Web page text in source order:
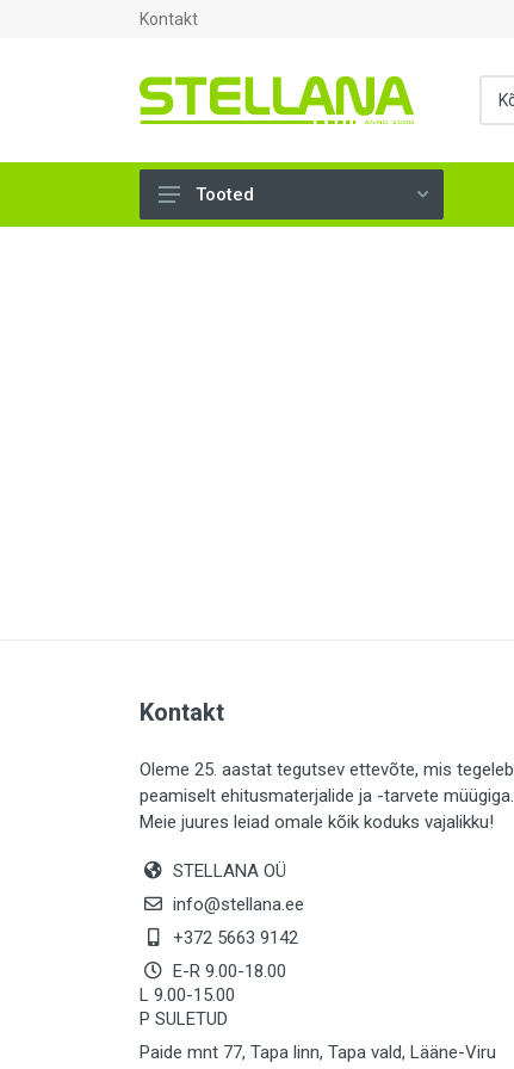
Kontakt
LIISTUD (184)
KIVID (31)
KATTED (134)
MAALRITARBED (1029)
SOOJUSTUS (15)
KEEMIA (221)
TÖÖRIIDED (117)
SAUN (8)
Tooted
Kontakt
Oleme 25. aastat tegutsev ettevõte, mis tegeleb
peamiselt ehitusmaterjalide ja -tarvete müügiga.
Meie juures leiad omale kõik koduks vajalikku!
STELLANA OÜ
info@stellana.ee
+372 5663 9142
E-R 9.00-18.00
L 9.00-15.00
P SULETUD
Paide mnt 77, Tapa linn, Tapa vald, Lääne-Viru